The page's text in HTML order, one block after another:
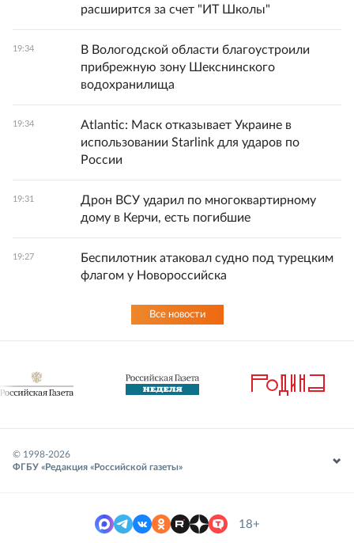
расширится за счет "ИТ Школы"
19:34
В Вологодской области благоустроили
прибрежную зону Шекснинского
водохранилища
19:34
Atlantic: Маск отказывает Украине в
использовании Starlink для ударов по
России
19:31
Дрон ВСУ ударил по многоквартирному
дому в Керчи, есть погибшие
19:27
Беспилотник атаковал судно под турецким
флагом у Новороссийска
Все новости
© 1998-2026
ФГБУ «Редакция «Российской газеты»
18+